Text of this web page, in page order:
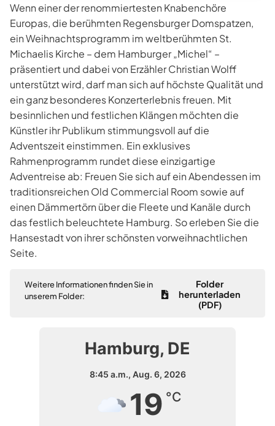
Wenn einer der renommiertesten Knabenchöre
Europas, die berühmten Regensburger Domspatzen,
ein Weihnachtsprogramm im weltberühmten St.
Michaelis Kirche – dem Hamburger „Michel“ –
präsentiert und dabei von Erzähler Christian Wolff
unterstützt wird, darf man sich auf höchste Qualität und
ein ganz besonderes Konzerterlebnis freuen. Mit
besinnlichen und festlichen Klängen möchten die
Künstler ihr Publikum stimmungsvoll auf die
Adventszeit einstimmen. Ein exklusives
Rahmenprogramm rundet diese einzigartige
Adventreise ab: Freuen Sie sich auf ein Abendessen im
traditionsreichen Old Commercial Room sowie auf
einen Dämmertörn über die Fleete und Kanäle durch
das festlich beleuchtete Hamburg. So erleben Sie die
Hansestadt von ihrer schönsten vorweihnachtlichen
Seite.
Weitere Informationen finden Sie in
unserem Folder:
Folder
herunterladen
(PDF)
Hamburg, DE
8:45 a.m., Aug. 6, 2026
19 °C